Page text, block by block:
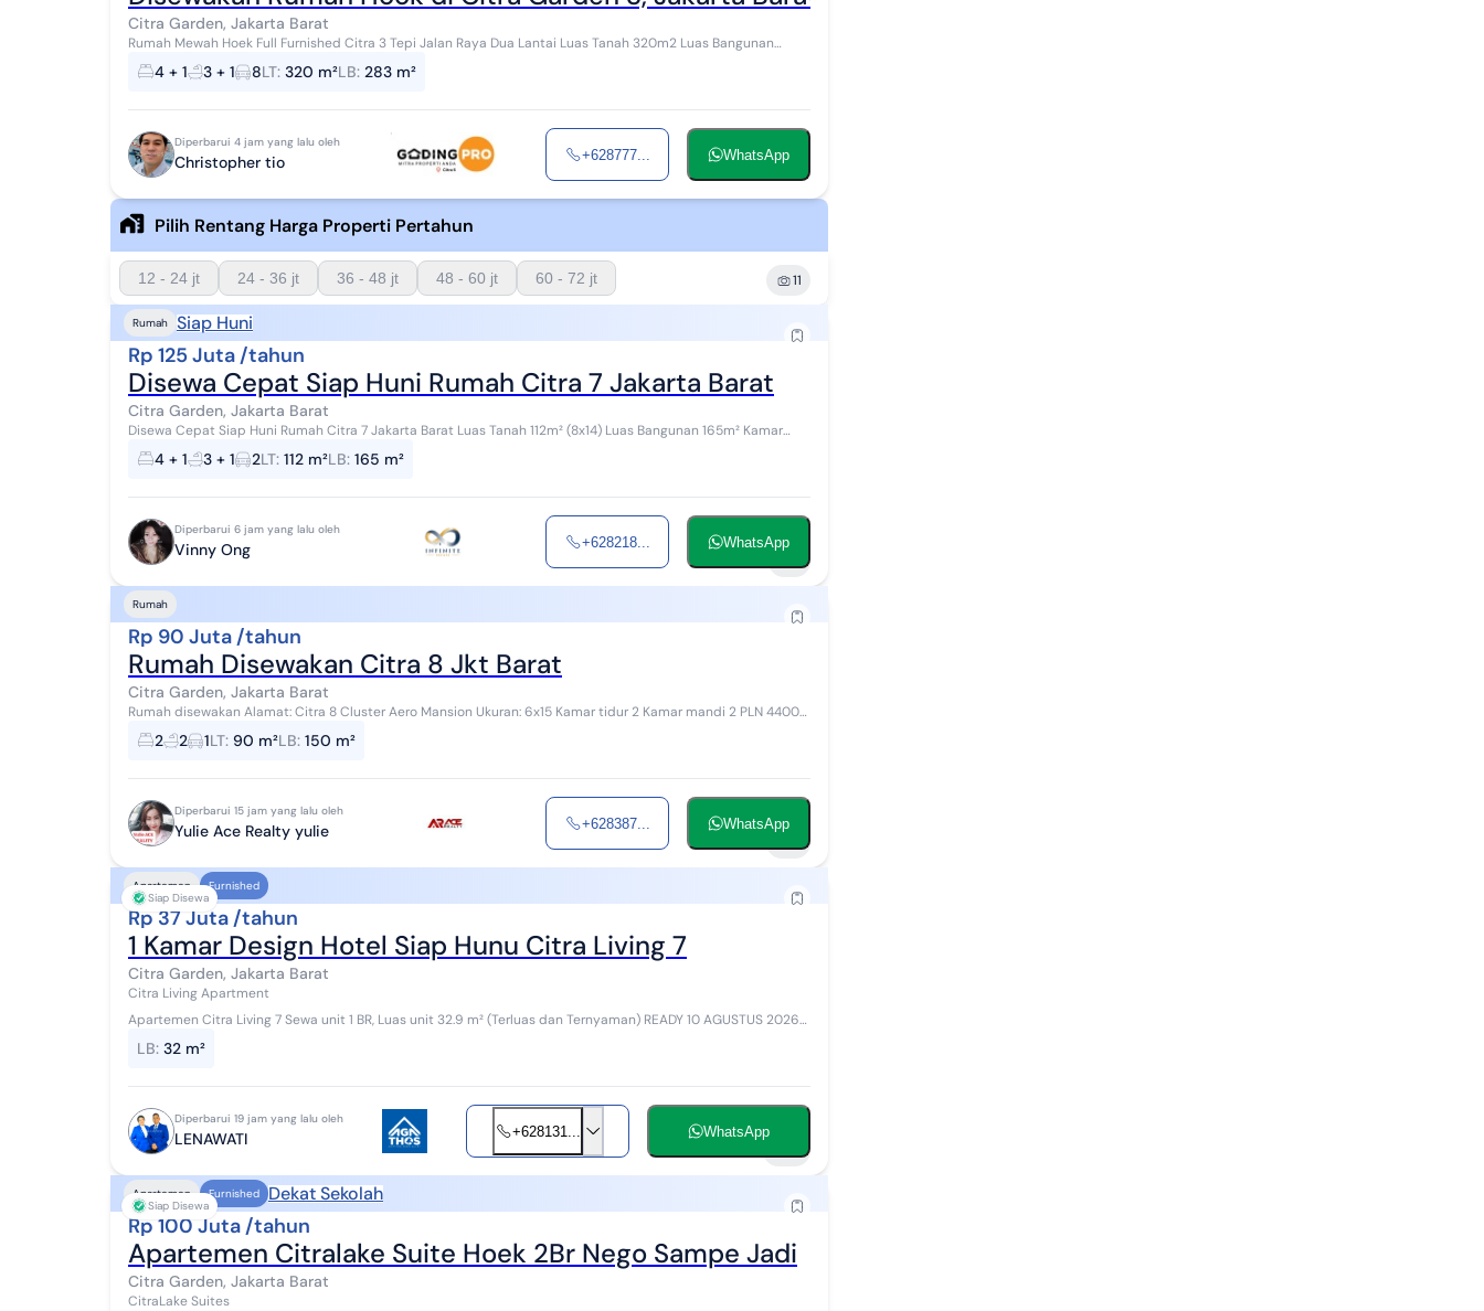
Citra Garden, Jakarta Barat
Rumah Mewah Hoek Full Furnished Citra 3 Tepi Jalan Raya Dua Lantai Luas Tanah 320m2 Luas Bangunan
283m2 Kamar Tidur 4+1 Kamar Mandi 3+1 Listrik 77...
4 + 1 3 + 1 8LT: 320 m²LB: 283 m²
Diperbarui 4 jam yang lalu oleh
Christopher tio +628777... WhatsApp
Pilih Rentang Harga Properti Pertahun
12 - 24 jt 24 - 36 jt 36 - 48 jt 48 - 60 jt 60 - 72 jt 11
Rumah Siap Huni
Rp 125 Juta /tahun
Disewa Cepat Siap Huni Rumah Citra 7 Jakarta Barat
Citra Garden, Jakarta Barat
Disewa Cepat Siap Huni Rumah Citra 7 Jakarta Barat Luas Tanah 112m² (8x14) Luas Bangunan 165m² Kamar
Tidur 4+1 Kamar Mandi 3 + 1 SHM Hadap Bara...
4 + 1 3 + 1 2LT: 112 m²LB: 165 m²
Diperbarui 6 jam yang lalu oleh
Vinny Ong +628218... WhatsApp
Rumah
Rp 90 Juta /tahun
Rumah Disewakan Citra 8 Jkt Barat
Citra Garden, Jakarta Barat
Rumah disewakan Alamat: Citra 8 Cluster Aero Mansion Ukuran: 6x15 Kamar tidur 2 Kamar mandi 2 PLN 4400
2 2 1LT: 90 m²LB: 150 m²
Diperbarui 15 jam yang lalu oleh
Yulie Ace Realty yulie +628387... WhatsApp
Siap Disewa
Apartemen Furnished
Rp 37 Juta /tahun
1 Kamar Design Hotel Siap Hunu Citra Living 7
Citra Garden, Jakarta Barat
Citra Living Apartment
Apartemen Citra Living 7 Sewa unit 1 BR, Luas unit 32.9 m² (Terluas dan Ternyaman) READY 10 AGUSTUS 2026
LB: 32 m²
Diperbarui 19 jam yang lalu oleh
LENAWATI +628131... WhatsApp
Siap Disewa
Apartemen Furnished Dekat Sekolah
Rp 100 Juta /tahun
Apartemen Citralake Suite Hoek 2Br Nego Sampe Jadi
Citra Garden, Jakarta Barat
CitraLake Suites